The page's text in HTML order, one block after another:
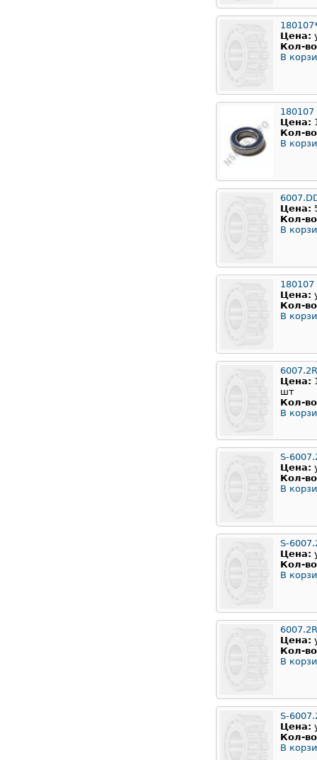
Цена:
Кол-
В
180107
Цена:
Кол-
В
Цена:
Кол-
В
180107
Цена:
Кол-
В
Цена:
шт
Кол-
В
S-
Цена:
Кол-
В
S-
Цена:
Кол-
В
Цена:
Кол-
В
S-
Цена:
Кол-
В